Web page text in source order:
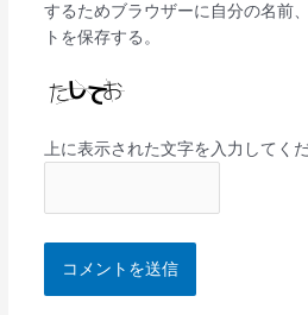
するためブラウザーに自分の名前
トを保存する。
上に表示された文字を入力してくだ